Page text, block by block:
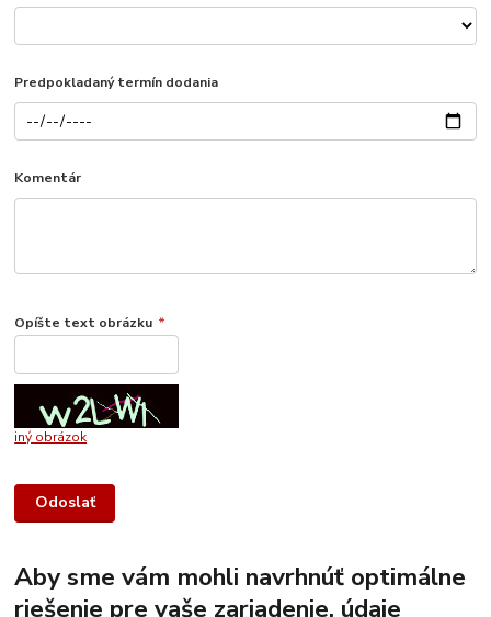
Predpokladaný termín dodania
Komentár
Opíšte text obrázku *
iný obrázok
Aby sme vám mohli navrhnúť optimálne
riešenie pre vaše zariadenie, údaje